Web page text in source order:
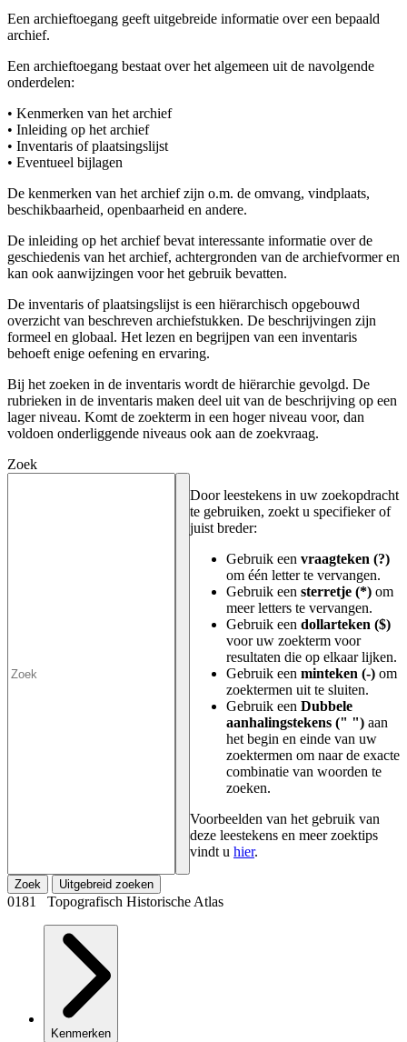
Een archieftoegang geeft uitgebreide informatie over een bepaald
archief.
Een archieftoegang bestaat over het algemeen uit de navolgende
onderdelen:
• Kenmerken van het archief
• Inleiding op het archief
• Inventaris of plaatsingslijst
• Eventueel bijlagen
De kenmerken van het archief zijn o.m. de omvang, vindplaats,
beschikbaarheid, openbaarheid en andere.
De inleiding op het archief bevat interessante informatie over de
geschiedenis van het archief, achtergronden van de archiefvormer en
kan ook aanwijzingen voor het gebruik bevatten.
De inventaris of plaatsingslijst is een hiërarchisch opgebouwd
overzicht van beschreven archiefstukken. De beschrijvingen zijn
formeel en globaal. Het lezen en begrijpen van een inventaris
behoeft enige oefening en ervaring.
Bij het zoeken in de inventaris wordt de hiërarchie gevolgd. De
rubrieken in de inventaris maken deel uit van de beschrijving op een
lager niveau. Komt de zoekterm in een hoger niveau voor, dan
voldoen onderliggende niveaus ook aan de zoekvraag.
Zoek
Door leestekens in uw zoekopdracht
te gebruiken, zoekt u specifieker of
juist breder:
Gebruik een vraagteken (?)
om één letter te vervangen.
Gebruik een sterretje (*) om
meer letters te vervangen.
Gebruik een dollarteken ($)
voor uw zoekterm voor
resultaten die op elkaar lijken.
Gebruik een minteken (-) om
zoektermen uit te sluiten.
Gebruik een Dubbele
aanhalingstekens (" ") aan
het begin en einde van uw
zoektermen om naar de exacte
combinatie van woorden te
zoeken.
Voorbeelden van het gebruik van
deze leestekens en meer zoektips
vindt u hier.
Zoek Uitgebreid zoeken
0181 Topografisch Historische Atlas
Kenmerken